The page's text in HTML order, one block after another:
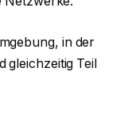
in der
gleichzeitig Teil